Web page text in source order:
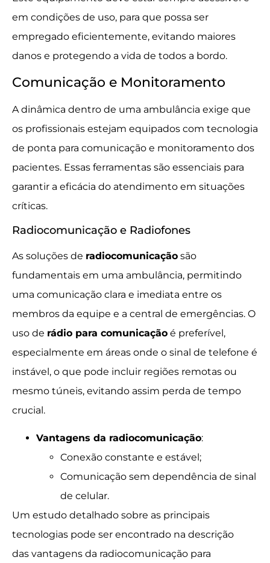
em condições de uso, para que possa ser
empregado eficientemente, evitando maiores
danos e protegendo a vida de todos a bordo.
Comunicação e Monitoramento
A dinâmica dentro de uma ambulância exige que
os profissionais estejam equipados com tecnologia
de ponta para comunicação e monitoramento dos
pacientes. Essas ferramentas são essenciais para
garantir a eficácia do atendimento em situações
críticas.
Radiocomunicação e Radiofones
As soluções de radiocomunicação são
fundamentais em uma ambulância, permitindo
uma comunicação clara e imediata entre os
membros da equipe e a central de emergências. O
uso de rádio para comunicação é preferível,
especialmente em áreas onde o sinal de telefone é
instável, o que pode incluir regiões remotas ou
mesmo túneis, evitando assim perda de tempo
crucial.
Vantagens da radiocomunicação:
Conexão constante e estável;
Comunicação sem dependência de sinal
de celular.
Um estudo detalhado sobre as principais
tecnologias pode ser encontrado na descrição
das vantagens da radiocomunicação para